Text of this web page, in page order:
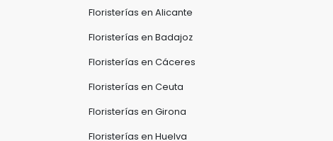
Floristerías en Alicante
Floristerías en Badajoz
Floristerías en Cáceres
Floristerías en Ceuta
Floristerías en Girona
Floristerías en Huelva